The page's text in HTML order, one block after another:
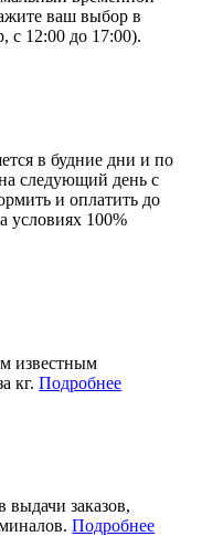
ваш выбор в
с 12:00 до 17:00).
в будние дни и по
следующий день с
и оплатить до
условиях 100%
известным
кг.Подробнее
заказов,
Подробнее